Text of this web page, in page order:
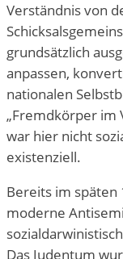
Verständnis von
grundsätzlich
anpassen,
nationalen
„Fremdkörper im
war hier nicht
existenziell.
Bereits im späten
moderne
Das Judentum